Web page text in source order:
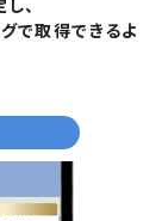
、
で取得できるよ